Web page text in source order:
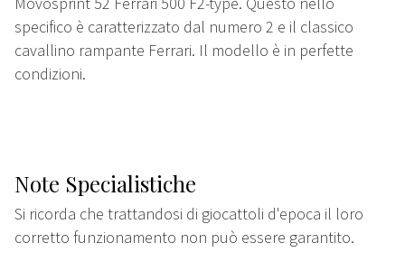
specifico è caratterizzato dal numero 2 e il classico
cavallino rampante Ferrari. Il modello è in perfette
condizioni.
Note Specialistiche
Si ricorda che trattandosi di giocattoli d'epoca il loro
corretto funzionamento non può essere garantito.